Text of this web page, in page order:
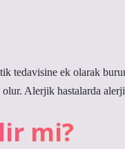
tedavisine ek olarak
Alerjik hastalarda
mi?